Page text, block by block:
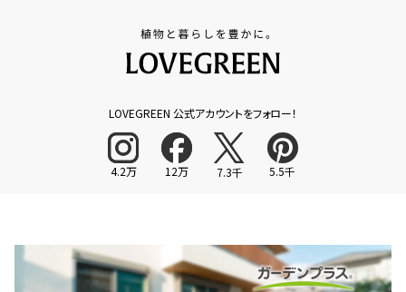
LOVEGREEN 公式アカウントをフォロー！
4.2万 12万 7.3千 5.5千